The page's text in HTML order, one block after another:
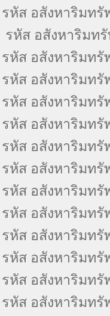
รหัส อสังหาริมทรั
รหัส อสังหาริมท
รหัส อสังหาริมทรั
รหัส อสังหาริมทรั
รหัส อสังหาริมทรั
รหัส อสังหาริมทรั
รหัส อสังหาริมทรั
รหัส อสังหาริมทรั
รหัส อสังหาริมทรั
รหัส อสังหาริมทรั
รหัส อสังหาริมทรั
รหัส อสังหาริมทรั
รหัส อสังหาริมทรั
รหัส อสังหาริมทรั